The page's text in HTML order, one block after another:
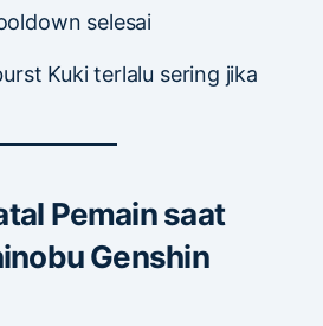
selesai
Kuki terlalu sering jika
Pemain saat
Genshin